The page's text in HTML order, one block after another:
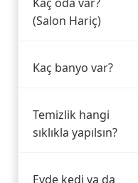
(Salon Hariç)
Kaç banyo var?
Temizlik hangi
sıklıkla yapılsın?
Evde kedi ya da